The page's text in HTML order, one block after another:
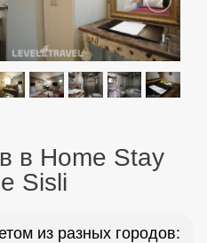
в Home Stay
Sisli
из разных городов: